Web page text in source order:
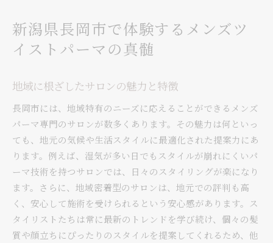
新潟県長岡市で体験するメンズツ
イストパーマの真髄
地域に根ざしたサロンの魅力と特徴
長岡市には、地域特有のニーズに応えることができるメンズ
パーマ専門のサロンが数多くあります。その魅力は何といっ
ても、地元の気候や生活スタイルに最適化された提案力にあ
ります。例えば、湿気が多い日でもスタイルが崩れにくいパ
ーマ技術を持つサロンでは、日々のスタイリングが楽になり
ます。さらに、地域密着型のサロンは、地元での評判も高
く、安心して施術を受けられるという安心感があります。ス
タイリストたちは常に最新のトレンドを学び続け、個々の髪
質や顔立ちにぴったりのスタイルを提案してくれるため、他